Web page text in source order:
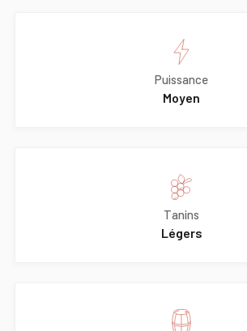
Puissance
Moyen
Tanins
Légers